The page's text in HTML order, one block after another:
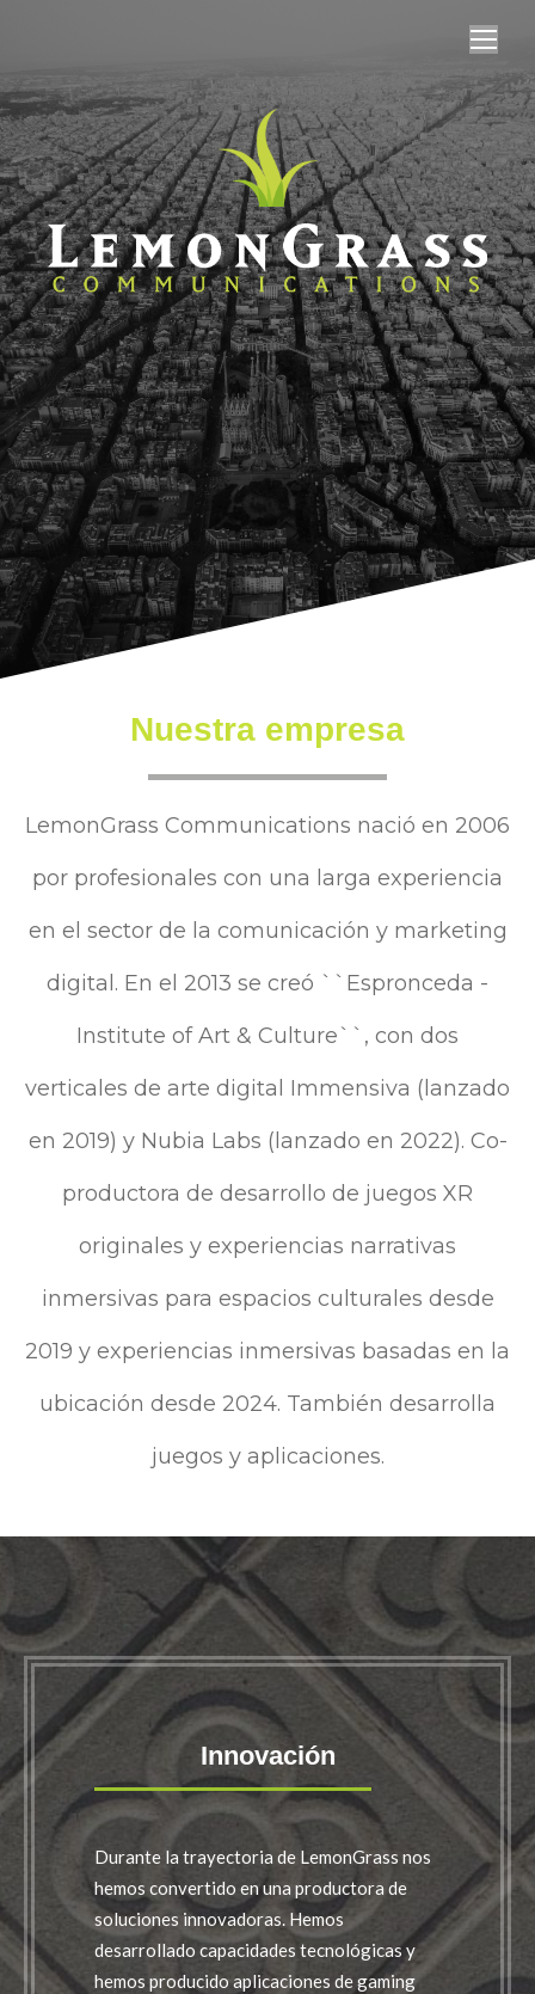
Nuestra empresa
LemonGrass Communications nació en 2006
por profesionales con una larga experiencia
en el sector de la comunicación y marketing
digital. En el 2013 se creó ``Espronceda -
Institute of Art & Culture``, con dos
verticales de arte digital Immensiva (lanzado
en 2019) y Nubia Labs (lanzado en 2022). Co-
productora de desarrollo de juegos XR
originales y experiencias narrativas
inmersivas para espacios culturales desde
2019 y experiencias inmersivas basadas en la
ubicación desde 2024. También desarrolla
juegos y aplicaciones.
Innovación
Durante la trayectoria de LemonGrass nos
hemos convertido en una productora de
soluciones innovadoras. Hemos
desarrollado capacidades tecnológicas y
hemos producido aplicaciones de gaming